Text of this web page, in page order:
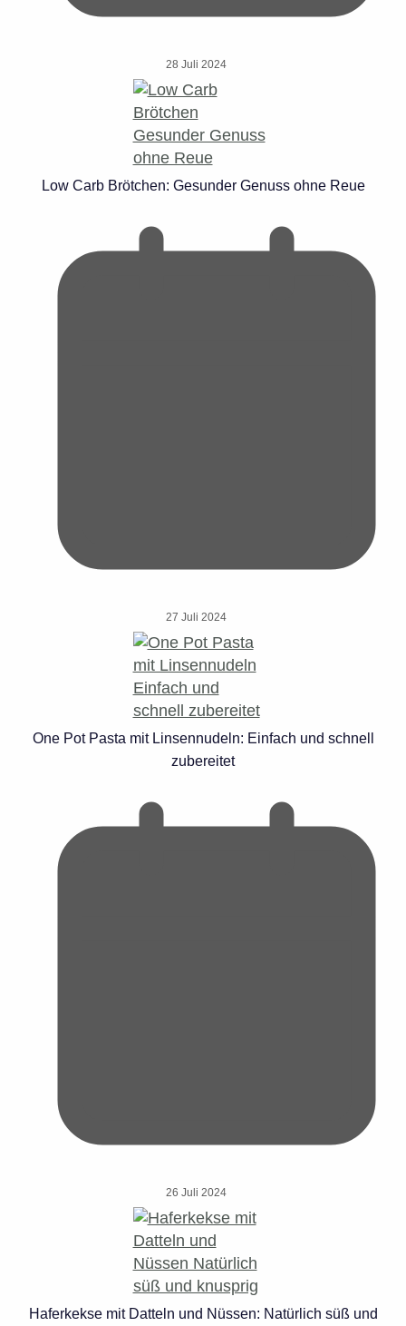
28 Juli 2024
Low Carb Brötchen: Gesunder Genuss ohne Reue
27 Juli 2024
One Pot Pasta mit Linsennudeln: Einfach und schnell
zubereitet
26 Juli 2024
Haferkekse mit Datteln und Nüssen: Natürlich süß und